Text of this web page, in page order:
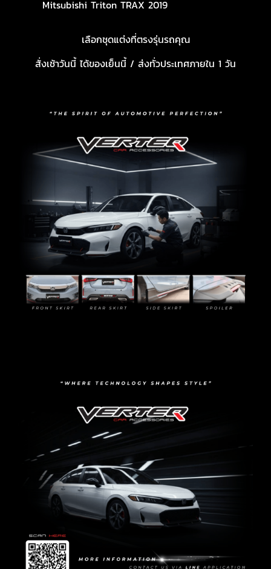
Mitsubishi Triton TRAX 2019
เลือกชุดแต่งที่ตรงรุ่นรถคุณ
สั่งเช้าวันนี้ ได้ของเย็นนี้ / ส่งทั่วประเทศภายใน 1 วัน